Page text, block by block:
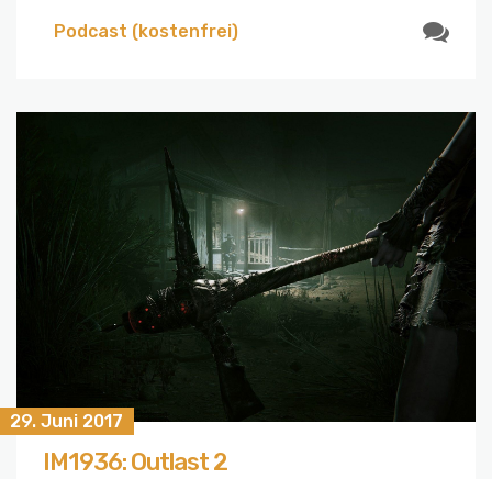
Podcast (kostenfrei)
29. Juni 2017
IM1936: Outlast 2